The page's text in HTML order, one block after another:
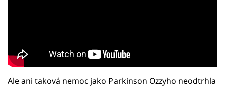
Ale ani taková nemoc jako Parkinson Ozzyho neodtrhla